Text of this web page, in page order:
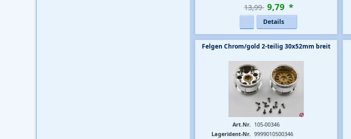
13,99  9,79 *
Details
Felgen Chrom/gold 2-teilig 30x52mm breit
Art.Nr. 105-00346
Lagerident-Nr. 9999010500346